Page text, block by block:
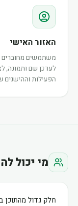
האזור האישי
משתמשים מחוברים
לעדכן שם ותמונה,
הפעילות
מי יכול
חלק גדול מהתוכן